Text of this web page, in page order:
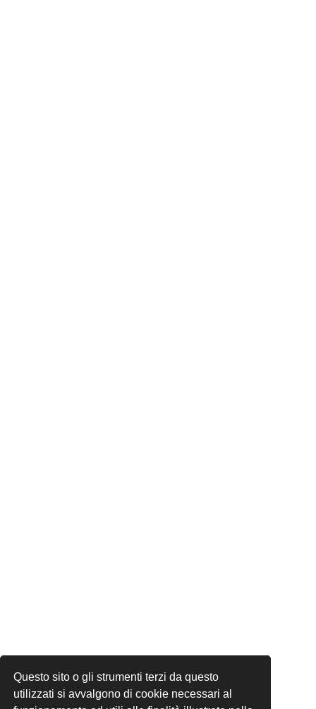
Questo sito o gli strumenti terzi da questo
utilizzati si avvalgono di cookie necessari al